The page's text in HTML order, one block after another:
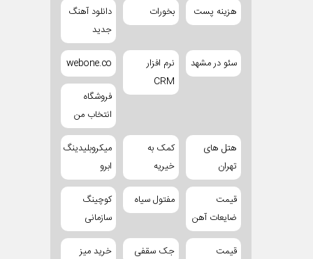
هزینه پست بخورات
دانلود آهنگ
جدید
سئو در مشهد
نرم افزار
CRM
webone.co
فروشگاه
انتخاب من
هتل های
تهران
کمک به
خیریه
میکروبلیدینگ
ابرو
قیمت
ضایعات آهن
مفتول سیاه
کوچینگ
سازمانی
قیمت جک سقفی خرید میز